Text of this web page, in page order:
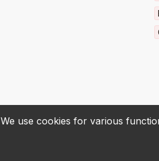
We use cookies for various